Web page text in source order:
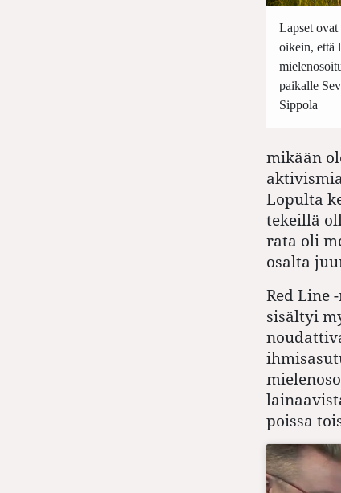
Lapset
oikein, että
paikalle
Sippola
mikään
Lopulta
tekeillä
rata oli
osalta
Red Line
sisältyi
poissa